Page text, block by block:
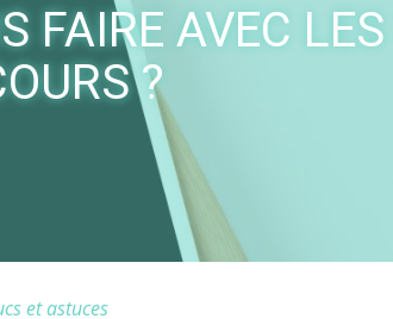
FAIRE AVEC
?
et astuces